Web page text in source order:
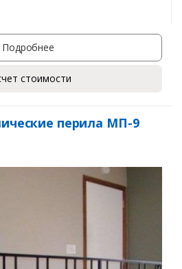
Подробнее
стоимости
перила МП-9